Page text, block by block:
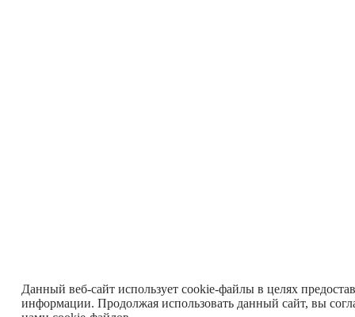
Данный веб-сайт использует cookie-файлы в целях
информации. Продолжая использовать данный сайт, вы